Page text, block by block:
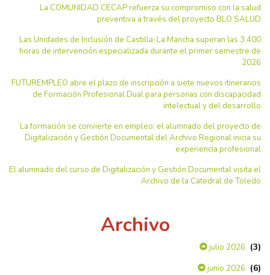
La COMUNIDAD CECAP refuerza su compromiso con la salud
preventiva a través del proyecto BLO SALUD
Las Unidades de Inclusión de Castilla-La Mancha superan las 3.400
horas de intervención especializada durante el primer semestre de
2026
FUTUREMPLEO abre el plazo de inscripción a siete nuevos itinerarios
de Formación Profesional Dual para personas con discapacidad
intelectual y del desarrollo
La formación se convierte en empleo: el alumnado del proyecto de
Digitalización y Gestión Documental del Archivo Regional inicia su
experiencia profesional
El alumnado del curso de Digitalización y Gestión Documental visita el
Archivo de la Catedral de Toledo
Archivo
julio 2026 (3)
junio 2026 (6)